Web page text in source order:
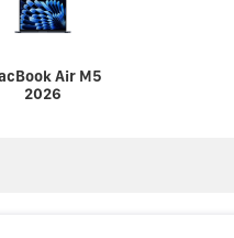
Air M5
2026